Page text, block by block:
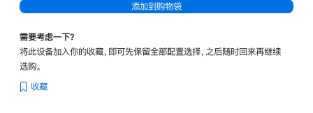
添加到购物袋
需要考虑一下？
将此设备加入你的收藏，即可先保留全部配置选择，之后随时回来再继续
选购。
收藏